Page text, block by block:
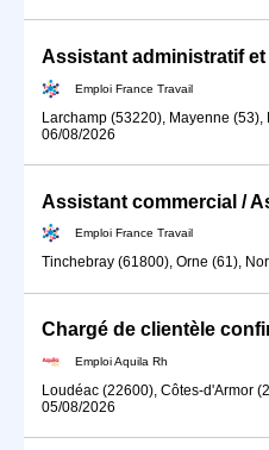
Emploi France Travail
Larchamp (53220), Mayenne (53),
06/08/2026
Emploi France Travail
Tinchebray (61800), Orne (61),
Chargé de clientèle
Emploi Aquila Rh
Loudéac (22600), Côtes-d'Armor
05/08/2026